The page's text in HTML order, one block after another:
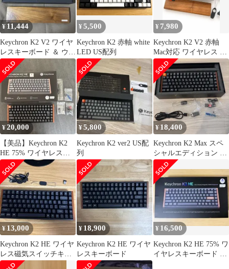
¥ 11,444
Keychron K2 V2 ワイヤ
レスキーボード ＆ ウッ
ドパームレスト
¥5,500
Keychron K2 赤軸 white
LED US配列
¥ 7,980
Keychron K2 V2 赤軸
Mac対応 ワイヤレス 木
製パームレスト付
¥20,000
【美品】Keychron K2
HE 75% ワイヤレスキ
ーボード 日本語配列
¥5,800
Keychron K2 ver2 US配
列
¥ 18,400
Keychron K2 Max スペ
シャルエディション JIS
茶軸 75%
¥ 13,000
Keychron K2 HE ワイヤ
レス磁気スイッチキー
ボード 本体
¥ 18,900
Keychron K2 HE ワイヤ
レスキーボード
¥ 16,500
Keychron K2 HE 75% ワ
イヤレスキーボード ブ